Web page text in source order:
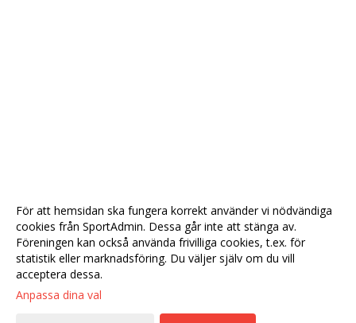
För att hemsidan ska fungera korrekt använder vi nödvändiga
cookies från SportAdmin. Dessa går inte att stänga av.
Föreningen kan också använda frivilliga cookies, t.ex. för
statistik eller marknadsföring. Du väljer själv om du vill
acceptera dessa.
Anpassa dina val